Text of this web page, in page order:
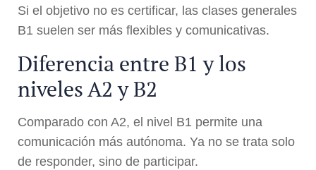
Si el objetivo no es certificar, las clases generales
B1 suelen ser más flexibles y comunicativas.
Diferencia entre B1 y los
niveles A2 y B2
Comparado con A2, el nivel B1 permite una
comunicación más autónoma. Ya no se trata solo
de responder, sino de participar.